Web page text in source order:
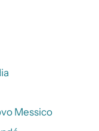
Messico